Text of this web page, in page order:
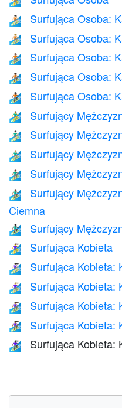
🏄🏻 Surfująca Osoba:
🏄🏼 Surfująca Osoba:
🏄🏽 Surfująca Osoba:
🏄🏾 Surfująca Osoba:
🏄🏿 Surfująca Osoba:
🏄‍♂️ Surfujący
🏄🏻‍♂️ Surfujący
🏄🏼‍♂️ Surfujący
🏄🏽‍♂️ Surfujący
🏄🏾‍♂️
Surfujący
Ciemna
🏄🏿‍♂️ Surfujący
🏄‍♀️ Surfująca Kobieta
🏄🏻‍♀️ Surfująca Kobieta:
🏄🏼‍♀️ Surfująca Kobieta:
🏄🏽‍♀️ Surfująca Kobieta:
🏄🏾‍♀️ Surfująca Kobieta:
🏄🏿‍♀️ Surfująca Kobieta: